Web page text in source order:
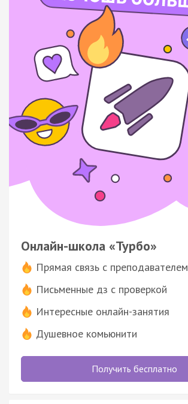
Онлайн-школа «Турбо»
Прямая связь с преподавателем
Письменные дз с проверкой
Интересные онлайн-занятия
Душевное комьюнити
Получить бесплатно